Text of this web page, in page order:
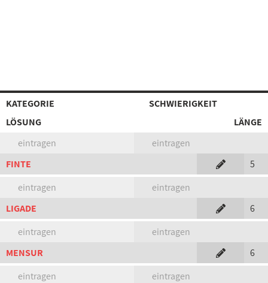
KATEGORIE
SCHWIERIGKEIT
LÖSUNG
LÄNGE
eintragen
eintragen
FINTE
5
eintragen
eintragen
LIGADE
6
eintragen
eintragen
MENSUR
6
eintragen
eintragen